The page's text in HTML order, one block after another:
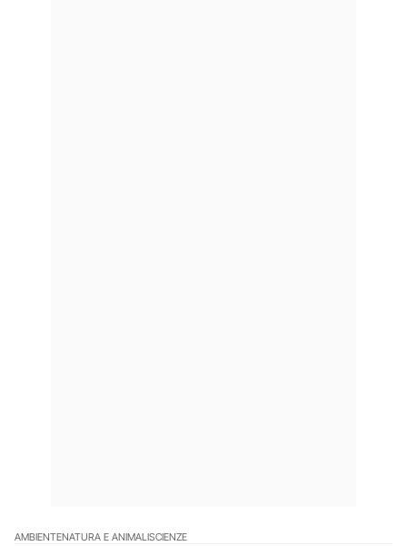
AMBIENTENATURA E ANIMALISCIENZE